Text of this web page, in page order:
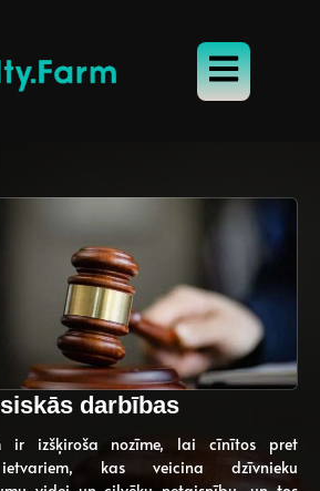
darbības
ir izšķiroša nozīme, lai cīnītos pret
ietvariem, kas veicina dzīvnieku